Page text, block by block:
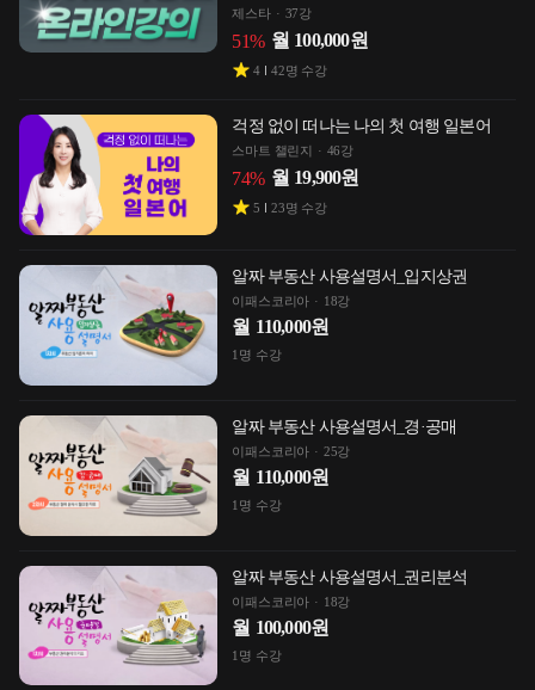
제스타 37강
51% 월 100,000원
4 42명 수강
걱정 없이 떠나는 나의 첫 여행 일본어
스마트 챌린지 46강
74% 월 19,900원
5 23명 수강
알짜 부동산 사용설명서_입지상권
이패스코리아 18강
월 110,000원
1 명 수강
알짜 부동산 사용설명서_경·공매
이패스코리아 25강
월 110,000원
1 명 수강
알짜 부동산 사용설명서_권리분석
이패스코리아 18강
월 100,000원
1 명 수강